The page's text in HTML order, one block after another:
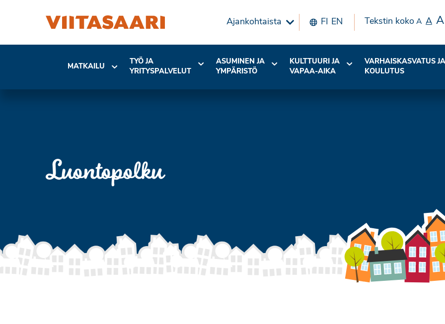
Ajankohtaista FI EN Tekstin koko A A A
MATKAILU
TYÖ JA
YRITYSPALVELUT
ASUMINEN JA
YMPÄRISTÖ
KULTTUURI JA
VAPAA-AIKA
VARHAISKASVATUS JA
KOULUTUS
Luontopolku